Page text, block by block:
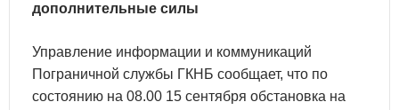
дополнительные силы
Управление информации и коммуникаций
Пограничной службы ГКНБ сообщает, что по
состоянию на 08.00 15 сентября обстановка на